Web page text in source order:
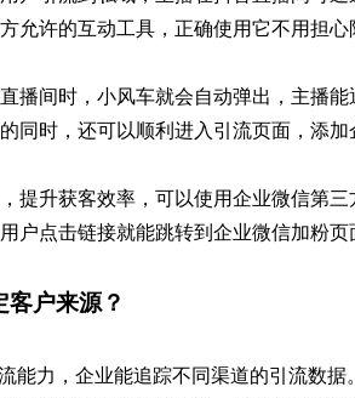
允许的互动工具，正确使用它不用担心
播间时，小风车就会自动弹出，主播
同时，还可以顺利进入引流页面，添加
提升获客效率，可以使用企业微信第
户点击链接就能跳转到企业微信加粉页
户来源？
能力，企业能追踪不同渠道的引流数